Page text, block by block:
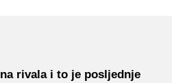
rivala i to je posljednje